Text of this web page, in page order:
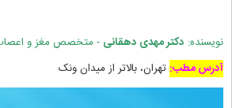
نویسنده: دکتر مهدی دهقانی - متخصص مغز و
آدرس مطب: تهران، بالاتر از میدان ونک